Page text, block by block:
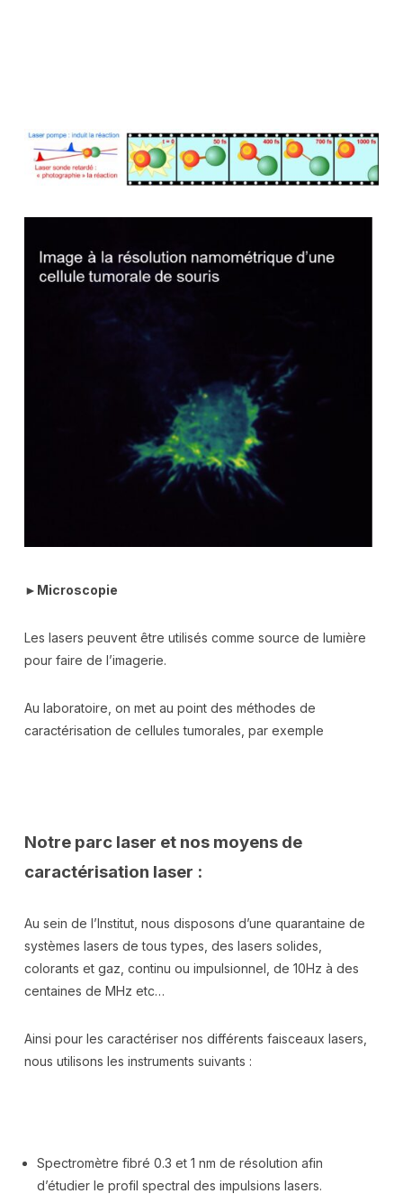
► Microscopie
Les lasers peuvent être utilisés comme source de lumière
pour faire de l’imagerie.
Au laboratoire, on met au point des méthodes de
caractérisation de cellules tumorales, par exemple
Notre parc laser et nos moyens de
caractérisation laser :
Au sein de l’Institut, nous disposons d’une quarantaine de
systèmes lasers de tous types, des lasers solides,
colorants et gaz, continu ou impulsionnel, de 10Hz à des
centaines de MHz etc…
Ainsi pour les caractériser nos différents faisceaux lasers,
nous utilisons les instruments suivants :
Spectromètre fibré 0.3 et 1 nm de résolution afin
d’étudier le profil spectral des impulsions lasers.